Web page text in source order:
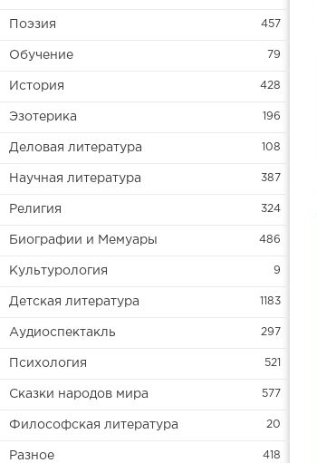
Поэзия 457
Обучение 79
История 428
Эзотерика 196
Деловая литература 108
Научная литература 387
Религия 324
Биографии и Мемуары 486
Культурология 9
Детская литература 1183
Аудиоспектакль 297
Психология 521
Сказки народов мира 577
Философская литература 20
Разное 418